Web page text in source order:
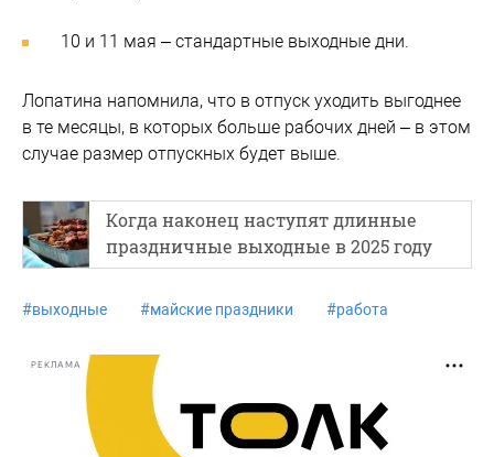
10 и 11 мая – стандартные выходные дни.
Лопатина напомнила, что в отпуск уходить выгоднее
в те месяцы, в которых больше рабочих дней – в этом
случае размер отпускных будет выше.
Когда наконец наступят длинные
праздничные выходные в 2025 году
#выходные #майские праздники #работа
РЕКЛАМА